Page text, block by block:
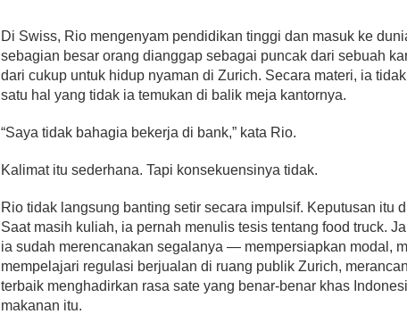
Di Swiss, Rio mengenyam pendidikan tinggi dan masuk ke
sebagian besar orang dianggap sebagai puncak dari sebuah
dari cukup untuk hidup nyaman di Zurich. Secara materi, ia
satu hal yang tidak ia temukan di balik meja kantornya.
“Saya tidak bahagia bekerja di bank,” kata Rio.
Kalimat itu sederhana. Tapi konsekuensinya tidak.
Rio tidak langsung banting setir secara impulsif. Keputusan itu
Saat masih kuliah, ia pernah menulis tesis tentang food truck.
ia sudah merencanakan segalanya — mempersiapkan modal,
mempelajari regulasi berjualan di ruang publik Zurich,
terbaik menghadirkan rasa sate yang benar-benar khas
makanan itu.